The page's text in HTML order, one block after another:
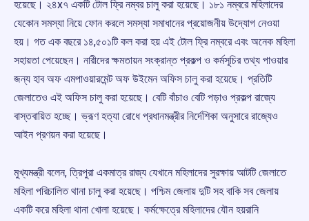
হয়েছে। ২৪x৭ একটি টোল ফ্রি নম্বর চালু করা হয়েছে। ১৮১ নম্বরে মহিলাদের
যেকোন সমস্যা নিয়ে ফোন করলে সমস্যা সমাধানের প্রয়োজনীয় উদ্যোগ নেওয়া
হয়। গত এক বছরে ১৪,৫০১টি কল করা হয় এই টোল ফ্রি নম্বরে এবং অনেক মহিলা
সহায়তা পেয়েছেন। নারীদের ক্ষমতায়ন সংক্রান্ত প্রকল্প ও কর্মসূচির তথ্য পাওয়ার
জন্য হাব অফ এমপাওয়ারমেন্ট অফ উইমেন অফিস চালু করা হয়েছে। প্রতিটি
জেলাতেও এই অফিস চালু করা হয়েছে। বেটি বাঁচাও বেটি পড়াও প্রকল্প রাজ্যে
বাস্তবায়িত হচ্ছে। ভ্রূণ হত্যা রোধে প্রধানমন্ত্রীর নির্দেশিকা অনুসারে রাজ্যেও
আইন প্রণয়ন করা হয়েছে।
মুখ্যমন্ত্রী বলেন, ত্রিপুরা একমাত্র রাজ্য যেখানে মহিলাদের সুরক্ষায় আটটি জেলাতে
মহিলা পরিচালিত থানা চালু করা হয়েছে। পশ্চিম জেলায় দুটি সহ বাকি সব জেলায়
একটি করে মহিলা থানা খোলা হয়েছে। কর্মক্ষেত্রে মহিলাদের যৌন হয়রানি